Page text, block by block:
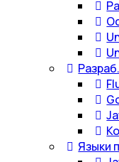
Языки